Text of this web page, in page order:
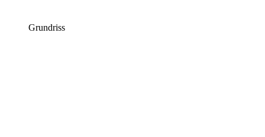
Grundriss